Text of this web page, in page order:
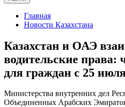
Главная
Новости Казахстана
Казахстан и ОАЭ
водительские права:
для граждан с 25
Министерства внутренних дел
Объединенных Арабских